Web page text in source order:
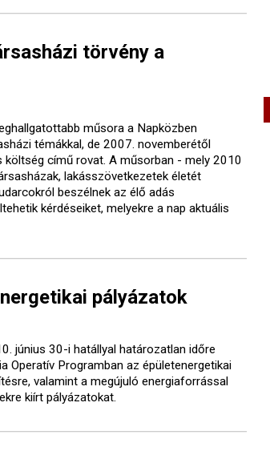
törvény a
műsora a Napközben
témákkal, de 2007. novemberétől
című rovat. A műsorban - mely 2010
lakásszövetkezetek életét
beszélnek az élő adás
kérdéseiket, melyekre a nap aktuális
pályázatok
június 30-i hatállyal határozatlan időre
Operatív Programban az épületenergetikai
valamint a megújuló energiaforrással
kiírt pályázatokat.